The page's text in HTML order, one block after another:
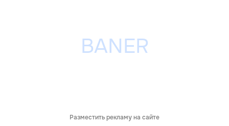
Разместить рекламу на сайте